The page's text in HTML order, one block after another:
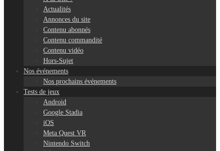
Actualités
Annonces du site
Contenu abonnés
Contenu commandité
Contenu vidéo
Hors-Sujet
Nos événements
Nos prochains événements
Tests de jeux
Android
Google Stadia
iOS
Meta Quest VR
Nintendo Switch